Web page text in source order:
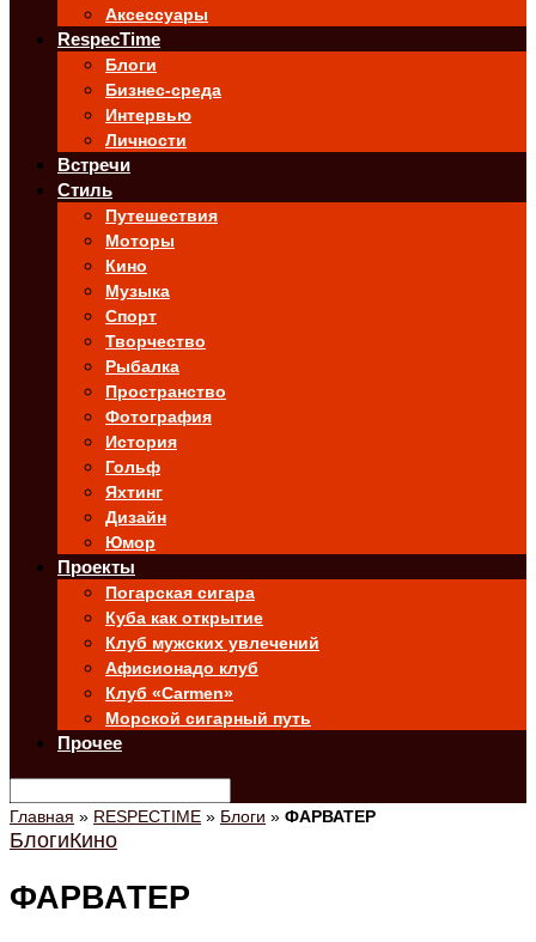
Аксессуары
RespecTime
Блоги
Бизнес-среда
Интервью
Личности
Встречи
Стиль
Путешествия
Моторы
Кино
Музыка
Спорт
Творчество
Рыбалка
Пространство
Фотография
История
Гольф
Яхтинг
Дизайн
Юмор
Проекты
Погарская сигара
Куба как открытие
Клуб мужских увлечений
Афисионадо клуб
Клуб «Carmen»
Морской сигарный путь
Прочее
Главная » RESPECTIME » Блоги » ФАРВАТЕР
БлогиКино
ФАРВАТЕР